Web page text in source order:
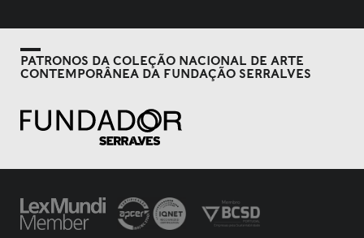
PATRONOS DA COLEÇÃO NACIONAL DE ARTE
CONTEMPORÂNEA DA FUNDAÇÃO SERRALVES